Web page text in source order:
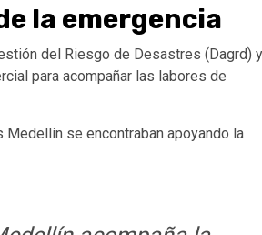
la emergencia
del Riesgo de Desastres (Dagrd) y
para acompañar las labores de
se encontraban apoyando la